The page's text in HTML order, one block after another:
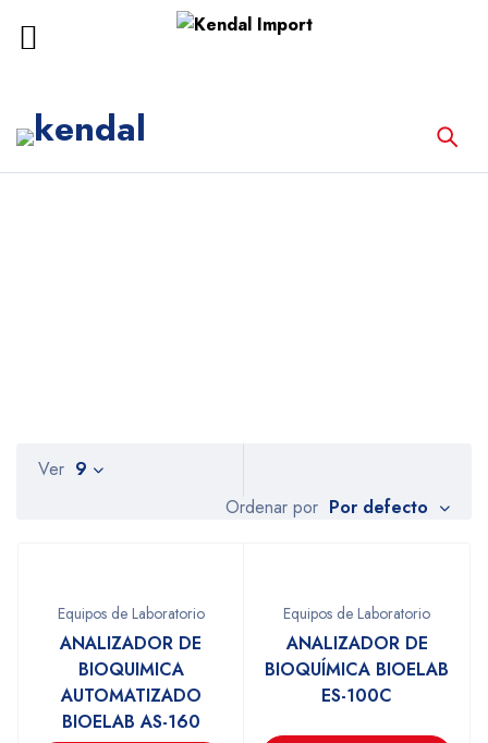
Ordenar por Por defecto
Ver 9
Equipos de Laboratorio
ANALIZADOR DE
BIOQUIMICA
AUTOMATIZADO
BIOELAB AS-160
Equipos de Laboratorio
ANALIZADOR DE
BIOQUÍMICA BIOELAB
ES-100C